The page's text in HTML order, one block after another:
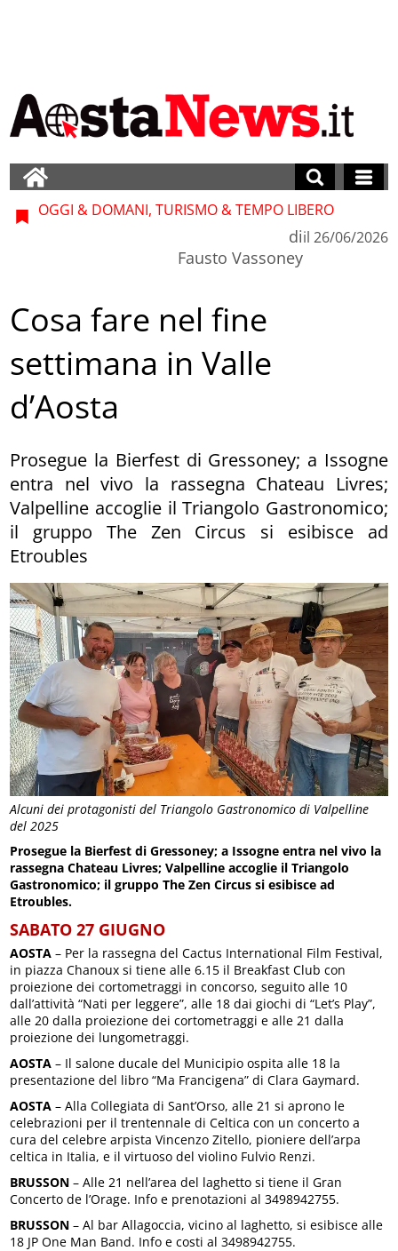
Alcuni dei protagonisti del Triangolo Gastronomico di Valpelline
del 2025
OGGI & DOMANI, TURISMO & TEMPO LIBERO
di
Fausto Vassoney
il 26/06/2026
Cosa fare nel fine
settimana in Valle
d’Aosta
Prosegue la Bierfest di Gressoney; a Issogne
entra nel vivo la rassegna Chateau Livres;
Valpelline accoglie il Triangolo Gastronomico;
il gruppo The Zen Circus si esibisce ad
Etroubles
Prosegue la Bierfest di Gressoney; a Issogne entra nel vivo la
rassegna Chateau Livres; Valpelline accoglie il Triangolo
Gastronomico; il gruppo The Zen Circus si esibisce ad
Etroubles.
SABATO 27 GIUGNO
AOSTA – Per la rassegna del Cactus International Film Festival,
in piazza Chanoux si tiene alle 6.15 il Breakfast Club con
proiezione dei cortometraggi in concorso, seguito alle 10
dall’attività “Nati per leggere”, alle 18 dai giochi di “Let’s Play”,
alle 20 dalla proiezione dei cortometraggi e alle 21 dalla
proiezione dei lungometraggi.
AOSTA – Il salone ducale del Municipio ospita alle 18 la
presentazione del libro “Ma Francigena” di Clara Gaymard.
AOSTA – Alla Collegiata di Sant’Orso, alle 21 si aprono le
celebrazioni per il trentennale di Celtica con un concerto a
cura del celebre arpista Vincenzo Zitello, pioniere dell’arpa
celtica in Italia, e il virtuoso del violino Fulvio Renzi.
BRUSSON – Alle 21 nell’area del laghetto si tiene il Gran
Concerto de l’Orage. Info e prenotazioni al 3498942755.
BRUSSON – Al bar Allagoccia, vicino al laghetto, si esibisce alle
18 JP One Man Band. Info e costi al 3498942755.